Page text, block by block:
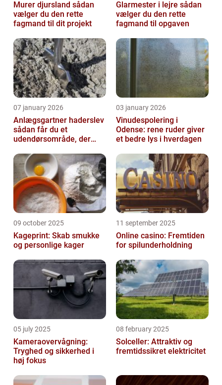
Murer djursland sådan
vælger du den rette
fagmand til dit projekt
Glarmester i lejre sådan
vælger du den rette
fagmand til opgaven
07 january 2026
Anlægsgartner haderslev
sådan får du et
udendørsområde, der
03 january 2026
Vinudespolering i
Odense: rene ruder giver
et bedre lys i hverdagen
09 october 2025
Kageprint: Skab smukke
og personlige kager
11 september 2025
Online casino: Fremtiden
for spilunderholdning
05 july 2025
Kameraovervågning:
Tryghed og sikkerhed i
høj fokus
08 february 2025
Solceller: Attraktiv og
fremtidssikret elektricitet